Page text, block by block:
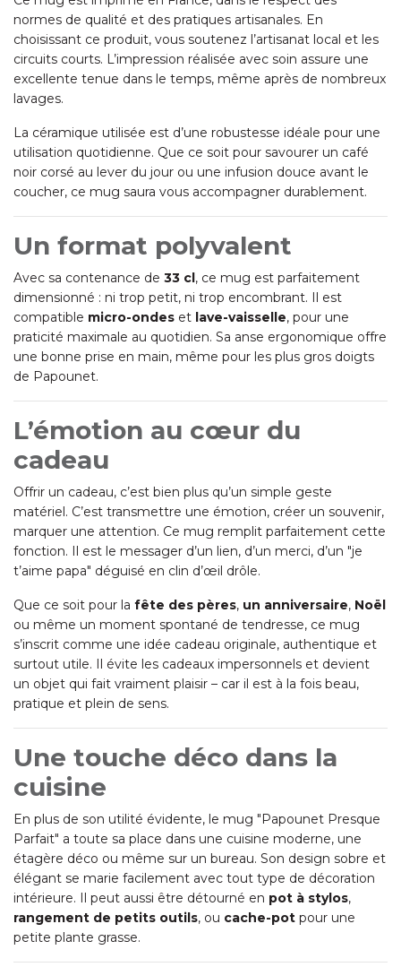
normes de qualité et des pratiques artisanales. En
choisissant ce produit, vous soutenez l’artisanat local et les
circuits courts. L’impression réalisée avec soin assure une
excellente tenue dans le temps, même après de nombreux
lavages.
La céramique utilisée est d’une robustesse idéale pour une
utilisation quotidienne. Que ce soit pour savourer un café
noir corsé au lever du jour ou une infusion douce avant le
coucher, ce mug saura vous accompagner durablement.
Un format polyvalent
Avec sa contenance de 33 cl, ce mug est parfaitement
dimensionné : ni trop petit, ni trop encombrant. Il est
compatible micro-ondes et lave-vaisselle, pour une
praticité maximale au quotidien. Sa anse ergonomique offre
une bonne prise en main, même pour les plus gros doigts
de Papounet.
L’émotion au cœur du
cadeau
Offrir un cadeau, c’est bien plus qu’un simple geste
matériel. C’est transmettre une émotion, créer un souvenir,
marquer une attention. Ce mug remplit parfaitement cette
fonction. Il est le messager d’un lien, d’un merci, d’un "je
t’aime papa" déguisé en clin d’œil drôle.
Que ce soit pour la fête des pères, un anniversaire, Noël
ou même un moment spontané de tendresse, ce mug
s’inscrit comme une idée cadeau originale, authentique et
surtout utile. Il évite les cadeaux impersonnels et devient
un objet qui fait vraiment plaisir – car il est à la fois beau,
pratique et plein de sens.
Une touche déco dans la
cuisine
En plus de son utilité évidente, le mug "Papounet Presque
Parfait" a toute sa place dans une cuisine moderne, une
étagère déco ou même sur un bureau. Son design sobre et
élégant se marie facilement avec tout type de décoration
intérieure. Il peut aussi être détourné en pot à stylos,
rangement de petits outils, ou cache-pot pour une
petite plante grasse.